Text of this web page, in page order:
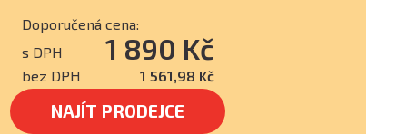
Doporučená cena:
s DPH
1 890 Kč
bez DPH 1 561,98 Kč
NAJÍT PRODEJCE